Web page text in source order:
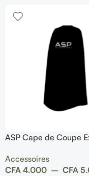
ASP Cape de Coupe
Accessoires
CFA 4.000 – CFA